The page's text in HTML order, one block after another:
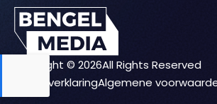
Copyright © 2026All Rights Reserved
PrivacyverklaringAlgemene